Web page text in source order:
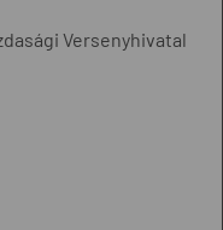
Versenyhivatal